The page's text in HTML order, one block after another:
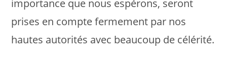
importance que nous espérons, seront
prises en compte fermement par nos
hautes autorités avec beaucoup de célérité.